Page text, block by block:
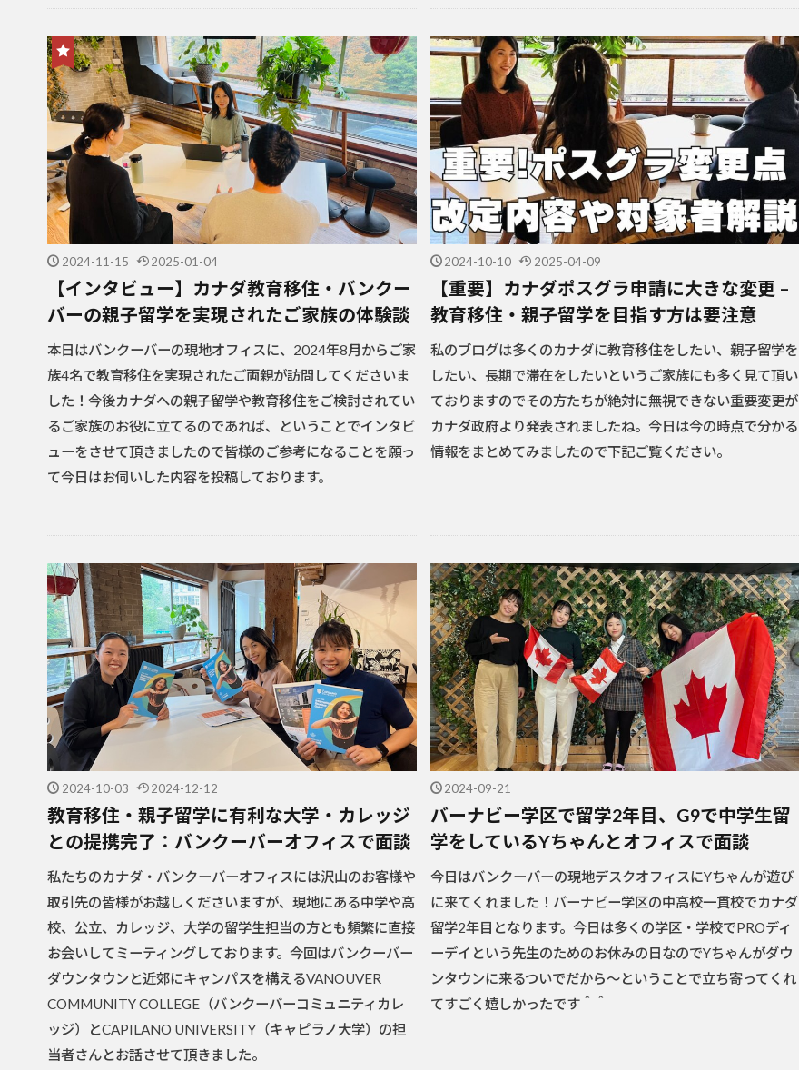
2024-11-15 2025-01-04
【インタビュー】カナダ教育移住・バンクー
バーの親子留学を実現されたご家族の体験談
本日はバンクーバーの現地オフィスに、2024年8月からご家
族4名で教育移住を実現されたご両親が訪問してくださいま
した！今後カナダへの親子留学や教育移住をご検討されてい
るご家族のお役に立てるのであれば、ということでインタビ
ューをさせて頂きましたので皆様のご参考になることを願っ
て今日はお伺いした内容を投稿しております。
2024-10-10 2025-04-09
【重要】カナダポスグラ申請に大きな変更 –
教育移住・親子留学を目指す方は要注意
私のブログは多くのカナダに教育移住をしたい、親子留学を
したい、長期で滞在をしたいというご家族にも多く見て頂い
ておりますのでその方たちが絶対に無視できない重要変更が
カナダ政府より発表されましたね。今日は今の時点で分かる
情報をまとめてみましたので下記ご覧ください。
2024-10-03 2024-12-12
教育移住・親子留学に有利な大学・カレッジ
との提携完了：バンクーバーオフィスで面談
私たちのカナダ・バンクーバーオフィスには沢山のお客様や
取引先の皆様がお越しくださいますが、現地にある中学や高
校、公立、カレッジ、大学の留学生担当の方とも頻繁に直接
お会いしてミーティングしております。今回はバンクーバー
ダウンタウンと近郊にキャンパスを構えるVANOUVER
COMMUNITY COLLEGE（バンクーバーコミュニティカレ
ッジ）とCAPILANO UNIVERSITY（キャピラノ大学）の担
当者さんとお話させて頂きました。
2024-09-21
バーナビー学区で留学2年目、G9で中学生留
学をしているYちゃんとオフィスで面談
今日はバンクーバーの現地デスクオフィスにYちゃんが遊び
に来てくれました！バーナビー学区の中高校一貫校でカナダ
留学2年目となります。今日は多くの学区・学校でPROディ
ーデイという先生のためのお休みの日なのでYちゃんがダウ
ンタウンに来るついでだから～ということで立ち寄ってくれ
てすごく嬉しかったです＾＾